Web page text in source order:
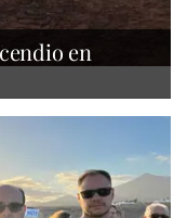
en